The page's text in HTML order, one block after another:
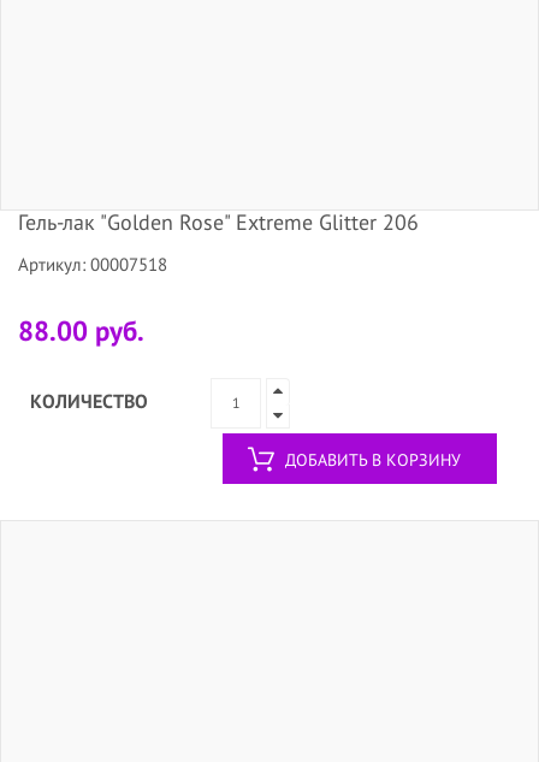
Гель-лак "Golden Rose" Extreme Glitter 206
Артикул: 00007518
88.00 руб.
КОЛИЧЕСТВО
ДОБАВИТЬ В КОРЗИНУ